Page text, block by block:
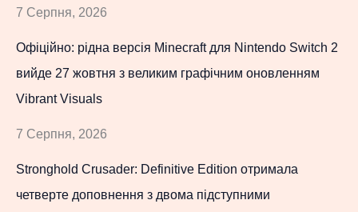
7 Серпня, 2026
Офіційно: рідна версія Minecraft для Nintendo Switch 2
вийде 27 жовтня з великим графічним оновленням
Vibrant Visuals
7 Серпня, 2026
Stronghold Crusader: Definitive Edition отримала
четверте доповнення з двома підступними